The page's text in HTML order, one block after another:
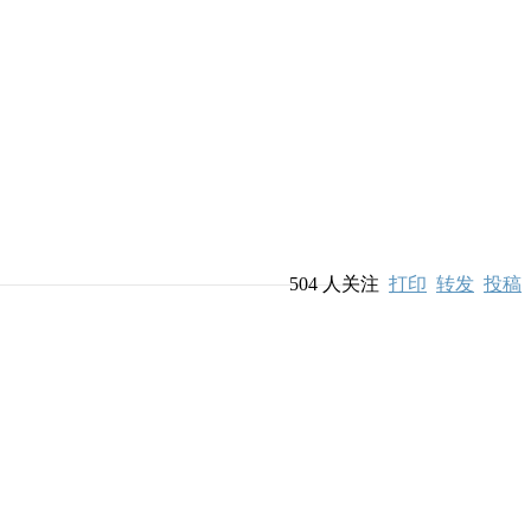
504人关注 打印 转发 投稿